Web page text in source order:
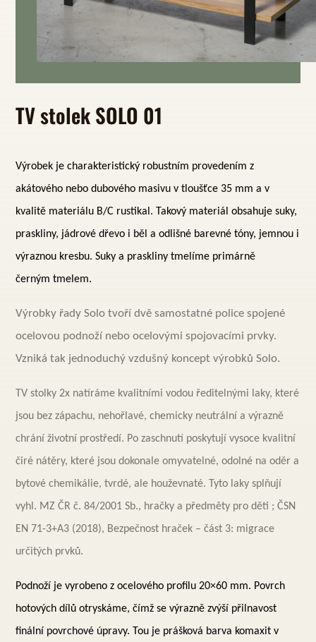
TV stolek SOLO 01
Výrobek je charakteristický robustním provedením z
akátového nebo dubového masivu v tloušťce 35 mm a v
kvalitě materiálu B/C rustikal. Takový materiál obsahuje suky,
praskliny, jádrové dřevo i běl a odlišné barevné tóny, jemnou i
výraznou kresbu. Suky a praskliny tmelíme primárně
černým tmelem.
Výrobky řady Solo tvoří dvě samostatné police spojené
ocelovou podnoží nebo ocelovými spojovacími prvky.
Vzniká tak jednoduchý vzdušný koncept výrobků Solo.
TV stolky 2x natíráme kvalitními vodou ředitelnými laky, které
jsou bez zápachu, nehořlavé, chemicky neutrální a výrazně
chrání životní prostředí. Po zaschnutí poskytují vysoce kvalitní
čiré nátěry, které jsou dokonale omyvatelné, odolné na oděr a
bytové chemikálie, tvrdé, ale houževnaté. Tyto laky splňují
vyhl. MZ ČR č. 84/2001 Sb., hračky a předměty pro děti ; ČSN
EN 71-3+A3 (2018), Bezpečnost hraček – část 3: migrace
určitých prvků.
Podnoží je vyrobeno z ocelového profilu 20×60 mm. Povrch
hotových dílů otryskáme, čímž se výrazně zvýší přilnavost
finální povrchové úpravy. Tou je prášková barva komaxit v